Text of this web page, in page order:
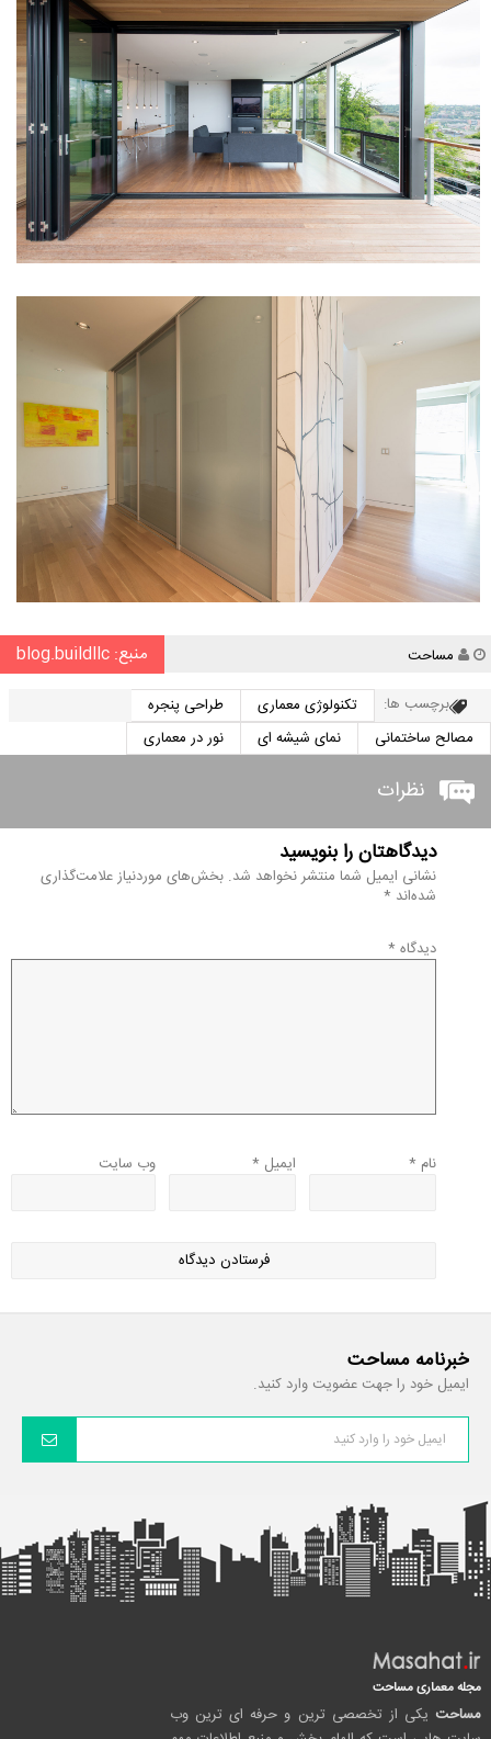
نویسنده
مساحت منبع: blog.buildllc
برچسب ها: تکنولوژی معماری
طراحی پنجره
مصالح ساختمانی
نمای شیشه ای نور در معماری
نظرات
دیدگاهتان را بنویسید
نشانی ایمیل شما منتشر نخواهد شد. بخش‌های موردنیاز علامت‌گذاری
شده‌اند *
دیدگاه *
نام * ایمیل * وب‌ سایت
خبرنامه مساحت
ایمیل خود را جهت عضویت وارد کنید.
مجله معماری مساحت
مساحت یکی از تخصصی ترین و حرفه ای ترین وب